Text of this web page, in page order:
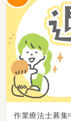
作業療法士募集